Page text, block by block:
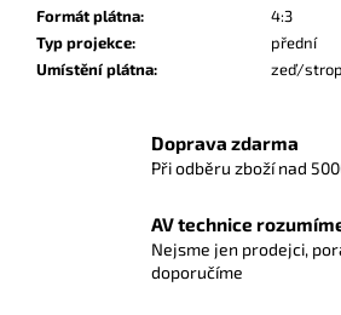
Formát plátna:
4:3
Typ projekce:
přední
Umístění plátna: zeď/strop
Doprava zdarma
Při odběru zboží nad
AV technice
Nejsme jen prodejci,
doporučíme